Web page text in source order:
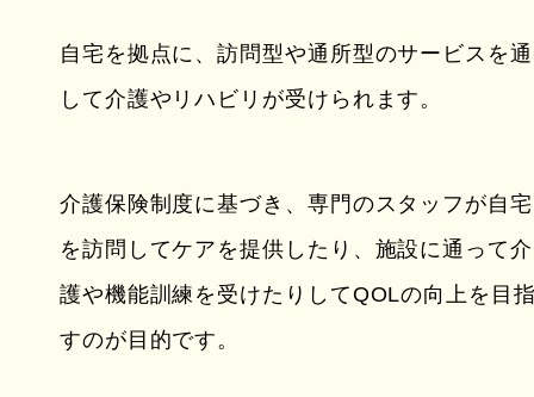
自宅を拠点に、訪問型や通所型のサービスを通
して介護やリハビリが受けられます。
介護保険制度に基づき、専門のスタッフが自宅
を訪問してケアを提供したり、施設に通って介
護や機能訓練を受けたりしてQOLの向上を目
すのが目的です。